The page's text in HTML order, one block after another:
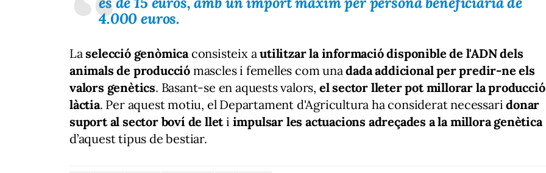
4.000 euros.
Laselecció genòmica consisteix autilitzar la informació disponible de l'ADN dels
animals de producció mascles i femelles com unadada addicional per predir-ne els
valors genètics. Basant-se en aquests valors, elsector lleter pot millorar la producció
làctia. Per aquest motiu, el Departament d'Agricultura ha considerat necessaridonar
suport al sector boví de lleti impulsar les actuacions adreçades a la millora genètica
d’aquest tipus de bestiar.